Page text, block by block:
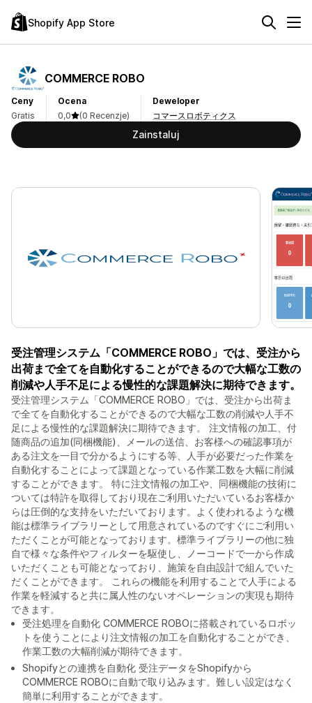
Shopify App Store
COMMERCE ROBO
Ceny
Gratis
Ocena
0,0
(0 Recenzje)
Deweloper
コマースロボティクス
Zainstaluj
受注管理システム「COMMERCE ROBO」では、受注から
出荷まで全てを自動化することができるので大幅な工数の
削減や人手不足による慢性的な課題解決に期待できます。
受注管理システム「COMMERCE ROBO」では、受注から出荷ま
で全てを自動化することができるので大幅な工数の削減や人手不
足による慢性的な課題解決に期待できます。 注文情報の加工、付
随商品の追加(同梱機能)、メールの送信、お客様への確認事項が
ある注文を一目で分かるようにする等、人手が必要だった作業を
自動化することによって課題となっている作業工数を大幅に削減
することができます。 特に注文情報の加工や、同梱機能の技術に
ついては特許を取得しており現在ご利用いただいているお客様か
らは圧倒的な支持をいただいております。よく使われるような機
能は標準ライブラリーとして用意されているのですぐにご利用い
ただくことが可能となっております。標準ライブラリーの他に独
自で様々な条件やフィルターを駆使し、ノーコードで一から作成
いただくことも可能となっており、施策を自由設計で組んでいた
だくことができます。 これらの機能を利用することで人手による
作業を軽減すると共に属人性のないオペレーションの実現も期待
できます。
受注処理を自動化 COMMERCE ROBOに搭載されているロボッ
トを使うことにより注文情報の加工を自動化することができ、
作業工数の大幅削減が期待できます。
Shopifyとの連携を自動化 受注データをShopifyから
COMMERCE ROBOに自動で取り込みます。難しい設定はなく
簡単に利用することができます。